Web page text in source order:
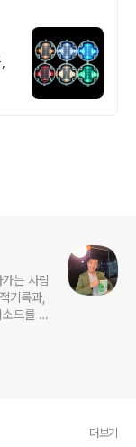
는 사람
기록과,
드를 전
더보기